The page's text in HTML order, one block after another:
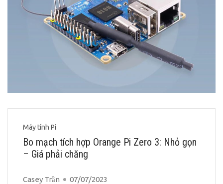
Máy tính Pi
Bo mạch tích hợp Orange Pi Zero 3: Nhỏ gọn
– Giá phải chăng
Casey Trần 07/07/2023